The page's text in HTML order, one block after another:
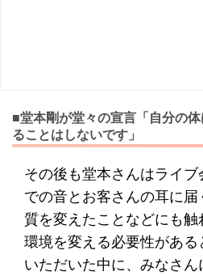
■堂本剛が堂々の宣言「自分の
ることはしないです」
その後も堂本さんはライ
での音とお客さんの耳に
質を変えたことなどにも触
環境を変える必要性がある
いただいた中に、みなさん